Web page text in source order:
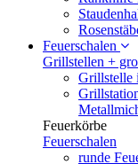
Feuerschalen
Grillstellen +
Grillstelle
Feuerkörbe
Feuerschalen
runde